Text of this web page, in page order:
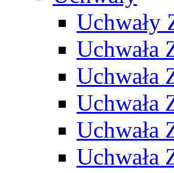
Uchwały
Uchwała
Uchwała
Uchwała
Uchwała
Uchwała